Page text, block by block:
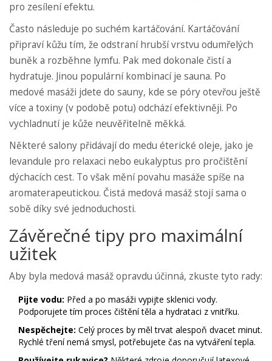
pro zesílení efektu.
Často následuje po suchém kartáčování. Kartáčování
připraví kůžu tím, že odstraní hrubší vrstvu odumřelých
buněk a rozběhne lymfu. Pak med dokonale čistí a
hydratuje. Jinou populární kombinací je sauna. Po
medové masáži jdete do sauny, kde se póry otevřou ještě
více a toxiny (v podobě potu) odchází efektivněji. Po
vychladnutí je kůže neuvěřitelně měkká.
Některé salony přidávají do medu éterické oleje, jako je
levandule pro relaxaci nebo eukalyptus pro pročištění
dýchacích cest. To však mění povahu masáže spíše na
aromaterapeutickou. Čistá medová masáž stojí sama o
sobě díky své jednoduchosti.
Závěrečné tipy pro maximální
užitek
Aby byla medová masáž opravdu účinná, zkuste tyto rady:
Pijte vodu: Před a po masáži vypijte sklenici vody.
Podporujete tím proces čištění těla a hydrataci z vnitřku.
Nespěchejte: Celý proces by měl trvat alespoň dvacet minut.
Rychlé tření nemá smysl, potřebujete čas na vytváření tepla.